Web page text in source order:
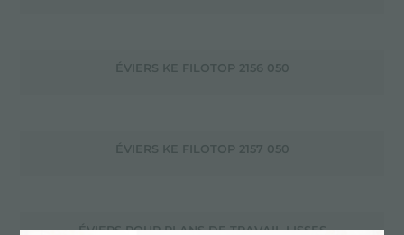
ÉVIERS KE FILOTOP 2156 050
ÉVIERS KE FILOTOP 2157 050
ÉVIERS POUR PLANS DE TRAVAIL LISSES